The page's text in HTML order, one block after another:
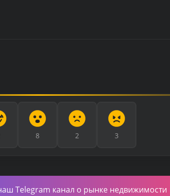
8 2 3
Telegram канал о рынке недвижимости